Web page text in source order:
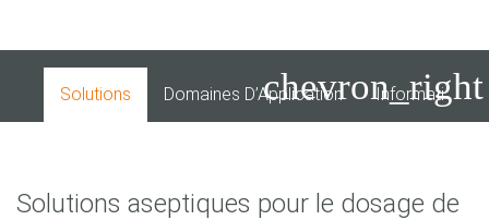
Solutions Domaines D’Application Informations
chevron_right
Solutions aseptiques pour le dosage de